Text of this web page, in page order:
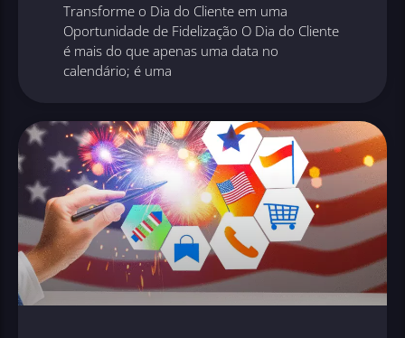
Transforme o Dia do Cliente em uma
Oportunidade de Fidelização O Dia do Cliente
é mais do que apenas uma data no
calendário; é uma